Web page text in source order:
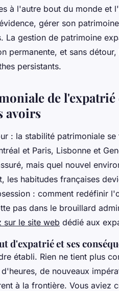
:
2026
à l'autre bout du monde et
gérer son
La gestion de patrimoine
permanente, et sans
persistants.
de l'expatrié
avoirs
: la stabilité patrimoniale
et Paris, Lisbonne et
mais quel nouvel
les habitudes françaises
: comment redéfinir
pas dans le brouillard
sur le site web dédié aux
d'expatrié et ses
établi. Rien ne tient plus
de nouveaux
à la frontière. Vous aviez